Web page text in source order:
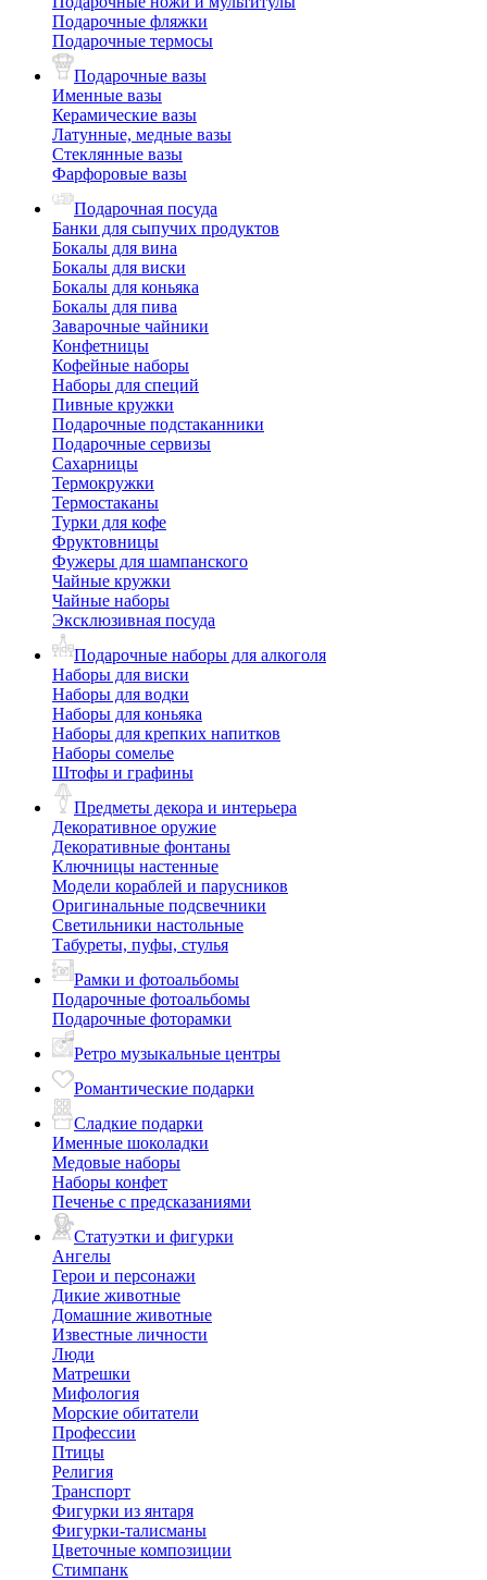
Подарочные фляжки
Подарочные термосы
Подарочные вазы
Именные вазы
Керамические вазы
Латунные, медные вазы
Стеклянные вазы
Фарфоровые вазы
Подарочная посуда
Банки для сыпучих продуктов
Бокалы для вина
Бокалы для виски
Бокалы для коньяка
Бокалы для пива
Заварочные чайники
Конфетницы
Кофейные наборы
Наборы для специй
Пивные кружки
Подарочные подстаканники
Подарочные сервизы
Сахарницы
Термокружки
Термостаканы
Турки для кофе
Фруктовницы
Фужеры для шампанского
Чайные кружки
Чайные наборы
Эксклюзивная посуда
Подарочные наборы для алкоголя
Наборы для виски
Наборы для водки
Наборы для коньяка
Наборы для крепких напитков
Наборы сомелье
Штофы и графины
Предметы декора и интерьера
Декоративное оружие
Декоративные фонтаны
Ключницы настенные
Модели кораблей и парусников
Оригинальные подсвечники
Светильники настольные
Табуреты, пуфы, стулья
Рамки и фотоальбомы
Подарочные фотоальбомы
Подарочные фоторамки
Ретро музыкальные центры
Романтические подарки
Сладкие подарки
Именные шоколадки
Медовые наборы
Наборы конфет
Печенье с предсказаниями
Статуэтки и фигурки
Ангелы
Герои и персонажи
Дикие животные
Домашние животные
Известные личности
Люди
Матрешки
Мифология
Морские обитатели
Профессии
Птицы
Религия
Транспорт
Фигурки из янтаря
Фигурки-талисманы
Цветочные композиции
Стимпанк